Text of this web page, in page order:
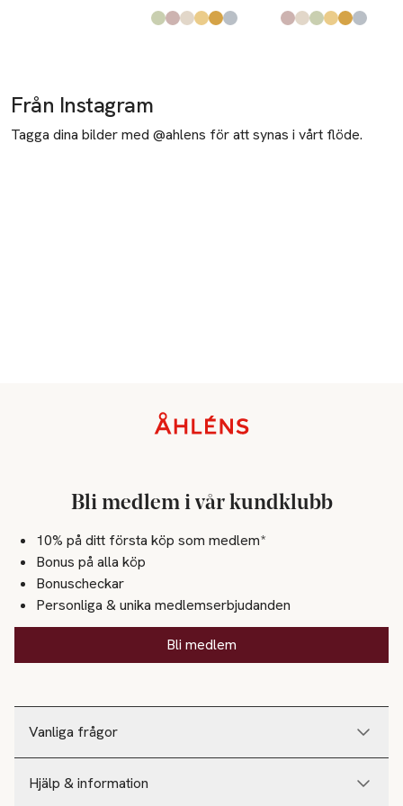
Produkten finns i färgerna:
Green,
Dusty Pink,
Pink,
Yellow,
Orange,
Blue,
Produkten finns i
Dusty Pink,
Pink,
Green,
Yellow,
Orange,
Blue,
Från Instagram
Tagga dina bilder med @ahlens för att synas i vårt flöde.
Vanliga frågor
Hjälp & information
Bli medlem i vår kundklubb
10% på ditt första köp som medlem*
Bonus på alla köp
Bonuscheckar
Personliga & unika medlemserbjudanden
Bli medlem